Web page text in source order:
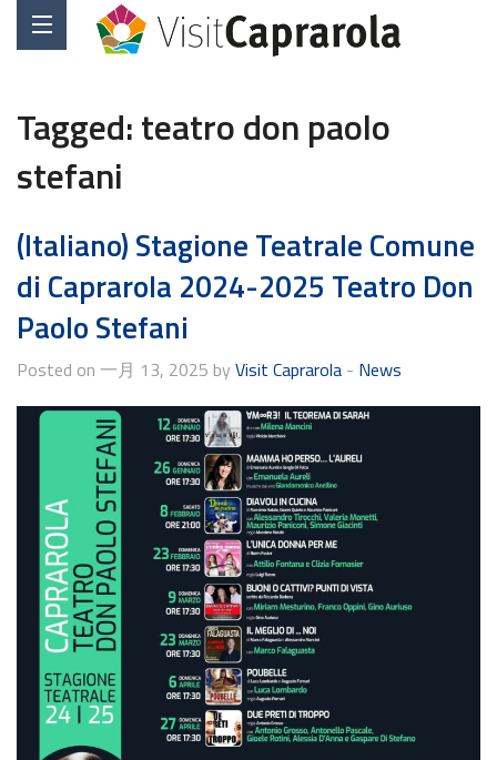
Tagged:teatro don paolo
stefani
(Italiano) Stagione Teatrale Comune
di Caprarola 2024-2025 Teatro Don
Paolo Stefani
Posted on 一月 13, 2025 by Visit Caprarola - News